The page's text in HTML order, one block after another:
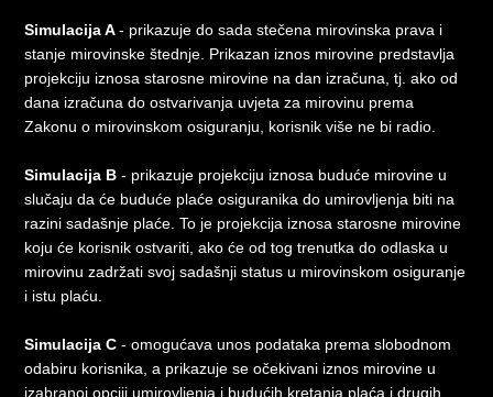
Simulacija A- prikazuje do sada stečena mirovinska prava i
stanje mirovinske štednje. Prikazan iznos mirovine predstavlja
projekciju iznosa starosne mirovine na dan izračuna, tj. ako od
dana izračuna do ostvarivanja uvjeta za mirovinu prema
Zakonu o mirovinskom osiguranju, korisnik više ne bi radio.
Simulacija B- prikazuje projekciju iznosa buduće mirovine u
slučaju da će buduće plaće osiguranika do umirovljenja biti na
razini sadašnje plaće. To je projekcija iznosa starosne mirovine
koju će korisnik ostvariti, ako će od tog trenutka do odlaska u
mirovinu zadržati svoj sadašnji status u mirovinskom osiguranje
i istu plaću.
Simulacija C- omogućava unos podataka prema slobodnom
odabiru korisnika, a prikazuje se očekivani iznos mirovine u
izabranoj opciji umirovljenja i budućih kretanja plaća i drugih